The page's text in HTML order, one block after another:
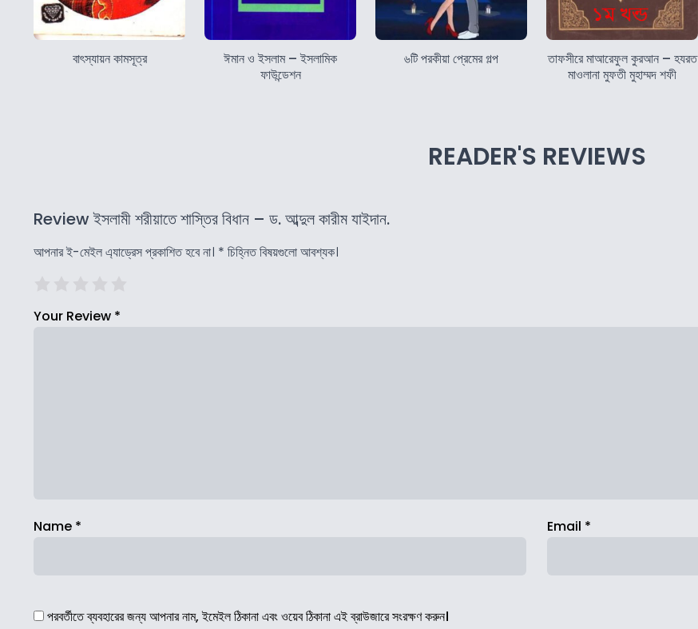
বাৎস্যায়ন কামসূত্র
ঈমান ও ইসলাম – ইসলামিক
ফাউন্ডেশন
৬টি পরকীয়া প্রেমের গল্প
তাফসীরে মাআরেফুল কুরআন – হযরত
মাওলানা মুফতী মুহাম্মদ শফী
READER'S REVIEWS
Review ইসলামী শরীয়াতে শাস্তির বিধান – ড. আব্দুল কারীম যাইদান.
আপনার ই-মেইল এ্যাড্রেস প্রকাশিত হবে না। * চিহ্নিত বিষয়গুলো আবশ্যক।
Your Review *
Name * Email *
পরবর্তীতে ব্যবহারের জন্য আপনার নাম, ইমেইল ঠিকানা এবং ওয়েব ঠিকানা এই ব্রাউজারে সংরক্ষণ করুন।